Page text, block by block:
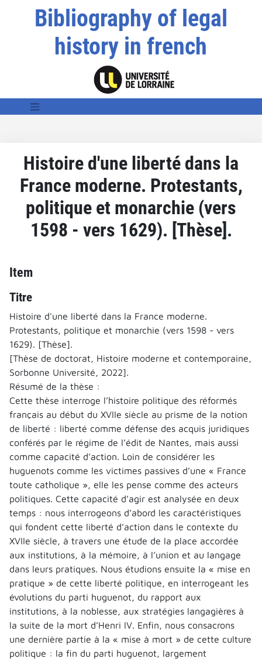
Bibliography of legal
history in french
Histoire d'une liberté dans la
France moderne. Protestants,
politique et monarchie (vers
1598 - vers 1629). [Thèse].
Item
Titre
Histoire d'une liberté dans la France moderne.
Protestants, politique et monarchie (vers 1598 - vers
1629). [Thèse].
[Thèse de doctorat, Histoire moderne et contemporaine,
Sorbonne Université, 2022].
Résumé de la thèse :
Cette thèse interroge l’histoire politique des réformés
français au début du XVIIe siècle au prisme de la notion
de liberté : liberté comme défense des acquis juridiques
conférés par le régime de l’édit de Nantes, mais aussi
comme capacité d’action. Loin de considérer les
huguenots comme les victimes passives d’une « France
toute catholique », elle les pense comme des acteurs
politiques. Cette capacité d’agir est analysée en deux
temps : nous interrogeons d’abord les caractéristiques
qui fondent cette liberté d’action dans le contexte du
XVIIe siècle, à travers une étude de la place accordée
aux institutions, à la mémoire, à l’union et au langage
dans leurs pratiques. Nous étudions ensuite la « mise en
pratique » de cette liberté politique, en interrogeant les
évolutions du parti huguenot, du rapport aux
institutions, à la noblesse, aux stratégies langagières à
la suite de la mort d’Henri IV. Enfin, nous consacrons
une dernière partie à la « mise à mort » de cette culture
politique : la fin du parti huguenot, largement